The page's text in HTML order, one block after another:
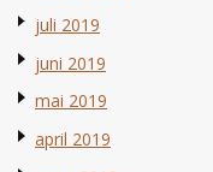
juli 2019
juni 2019
mai 2019
april 2019